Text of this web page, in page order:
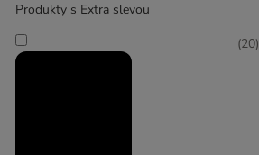
Produkty s Extra slevou
(20)